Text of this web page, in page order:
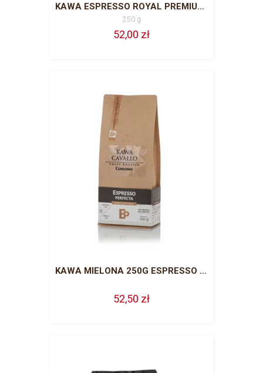
KAWA ESPRESSO ROYAL PREMIUM 250 G ZIARNO 100 % ARABIKA
250 g
52,00 zł
KAWA MIELONA 250G ESPRESSO PERFECTA
52,50 zł